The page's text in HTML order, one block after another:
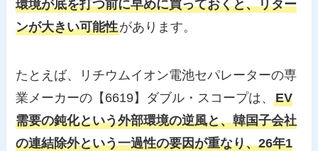
環境が底を打つ前に早めに買っておくと、リター
ンが大きい可能性があります。
たとえば、リチウムイオン電池セパレーターの専
業メーカーの【6619】ダブル・スコープは、EV
需要の鈍化という外部環境の逆風と、韓国子会社
の連結除外という一過性の要因が重なり、26年1